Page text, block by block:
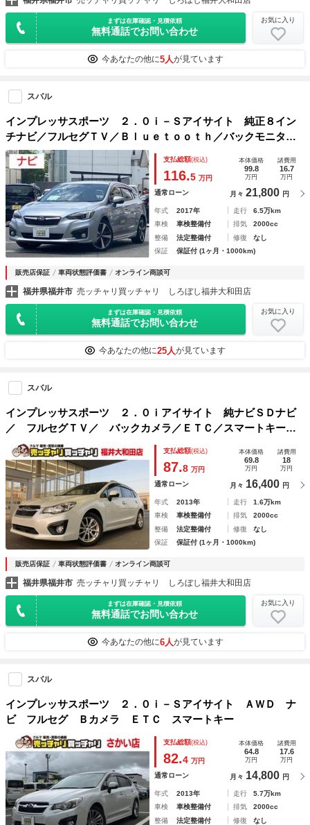
まずは在庫確認・見積依頼
無料通話でお問い合わせ
お気に入り
今あなたの他に5人が見ています
スバル
インプレッサスポーツ ２．０ｉ－Ｓアイサイト 純正８イン
チナビ／フルセグＴＶ／Ｂｌｕｅｔｏｏｔｈ／バックモニター
／ＬＥＤヘッドライト／アイサイト／スマートキー／プッシュ
スタート／純正１８インチアルミホイール／ドライブレコーダ
ー／ＡＷＤ
支払総額(税込)
116.5 万円
本体価格
99.8
万円
諸費用
16.7
万円
通常ローン 月々 21,800 円
年式 2017年 走行
6.5万km
車検
車検整備付 排気
2000cc
整備
法定整備付 修復
なし
保証
保証付 (1ヶ月・1000km)
販売店保証 車両状態評価書 オンライン商談可
福井県福井市 売ッチャリ買ッチャリ しろぼし福井大和田店
まずは在庫確認・見積依頼
無料通話でお問い合わせ
お気に入り
今あなたの他に25人が見ています
スバル
インプレッサスポーツ ２．０ｉアイサイト 純ナビＳＤナビ
／ フルセグＴＶ／ バックカメラ／ＥＴＣ／スマートキー／
プリクラッシュブレーキ／レーダークルーズコントロール
支払総額(税込)
87.8 万円
本体価格
69.8
万円
諸費用
18
万円
通常ローン 月々 16,400 円
年式 2013年 走行
1.6万km
車検
車検整備付 排気
2000cc
整備
法定整備付 修復
なし
保証
保証付 (1ヶ月・1000km)
販売店保証 車両状態評価書 オンライン商談可
福井県福井市 売ッチャリ買ッチャリ しろぼし福井大和田店
まずは在庫確認・見積依頼
無料通話でお問い合わせ
お気に入り
今あなたの他に6人が見ています
スバル
インプレッサスポーツ ２．０ｉ－Ｓアイサイト ＡＷＤ ナ
ビ フルセグ Ｂカメラ ＥＴＣ スマートキー
支払総額(税込)
82.4 万円
本体価格
64.8
万円
諸費用
17.6
万円
通常ローン 月々 14,800 円
年式 2013年 走行
5.7万km
車検
車検整備付 排気
2000cc
整備
法定整備付 修復
なし